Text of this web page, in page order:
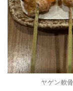
ヤゲン軟